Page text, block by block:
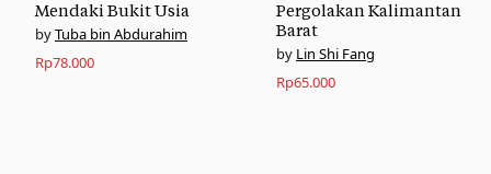
Mendaki Bukit Usia
Tuba bin Abdurahim
Rp78.000
Pergolakan Kalimantan
Barat
Lin Shi Fang
Rp65.000